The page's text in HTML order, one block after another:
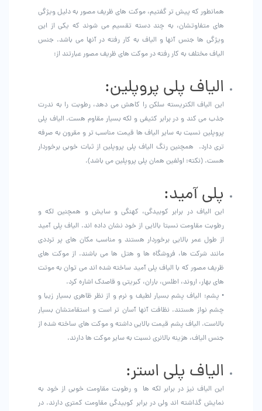
همانطور که پیش تر گفتیم، موکت های ظریف مصور به دلیل ویژگی
های متفاوتشان، به چند دسته تقسیم می شوند که یکی از این
ویژگی ها جنس آنها و الیاف به کار رفته در آنها می باشد‌. جنس
الیاف مختلف به کار رفته در موکت های ظریف مصور عبارتند از:
الیاف پلی پروپلین:
این الیاف الکتریسته سلکن را کاهش می دهد، رطوبت را به ندرت
جذب می کند و در برابر کثیفی و لکه بسیار مقاوم هست. الیاف پلی
پروپلین نسبت به سایر الیاف ها قیمت مناسب تر و مقرون به صرفه
تری دارد. همچنین رنگ الیاف پلی پروپلین از ثبات خوبی برخوردار
هست. (نکته: اولفین همان پلی پروپلین می باشد).
پلی آمید:
این الیاف در برابر کوبیدگی، کهنگی و سایش و همچنین لکه و
رطوبت مقاومت نسبتا بالایی از خود نشان داده اند. الیاف پلی آمید
از طول عمر بالایی برخوردار هستند و مناسب مکان های پر ترددی
مانند شرکت ها، فروشگاه ها و هتل ها می باشند. از موکت های
ظریف مصور که با الیاف پلی آمید ساخته شده اند می توان به موتت
های بهار، اروند، اطلس، باران، کبریتی و قاصدک اشاره کرد.
• پشم: الیاف پشم بسیار لطیف و نرم و از نظر ظاهری بسیار زیبا و
چشم نواز هستند. نظافت آنها آسان تر است و استقامتشان بسیار
بالاست. الیاف پشم قیمت بالایی داشته و موکت های ساخته شده از
جنس الیاف، هزینه بالانری نسبت به سایر موکت ها دارند.
الیاف پلی استر:
این الیاف نیز در برابر لکه ها و رطوبت مقاومت خوبی از خود به
نمایش گذاشته اند ولی در برابر کوبیدگی مقاومت کمتری دارند. در